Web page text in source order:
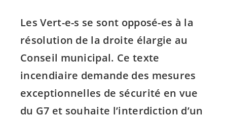
LesVert-e-s se sont opposé-es à la
résolution de la droite élargie au
Conseil municipal. Ce texte
incendiaire demande des mesures
exceptionnelles de sécurité en vue
du G7 et souhaite l’interdiction d’un